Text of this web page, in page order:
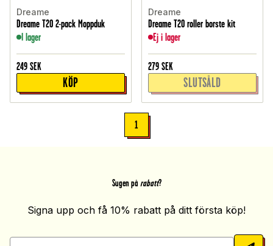
Dreame
Dreame T20 2-pack Moppduk
I lager
249 SEK
KÖP
Dreame
Dreame T20 roller borste kit
Ej i lager
279 SEK
SLUTSÅLD
1
Sugen på rabatt?
Signa upp och få 10% rabatt på ditt första köp!